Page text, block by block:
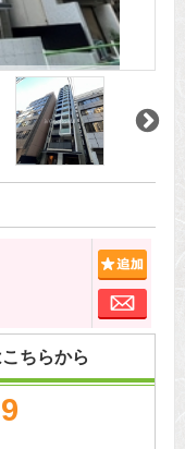
お問
ちらから